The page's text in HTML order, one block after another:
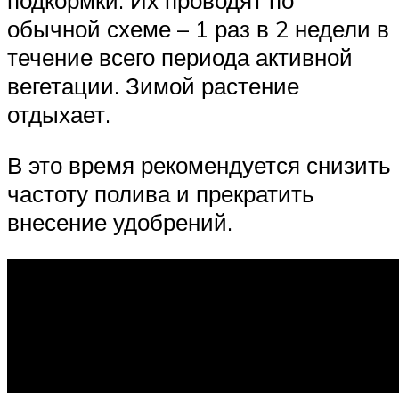
обычной схеме – 1 раз в 2 недели в
течение всего периода активной
вегетации. Зимой растение
отдыхает.
В это время рекомендуется снизить
частоту полива и прекратить
внесение удобрений.